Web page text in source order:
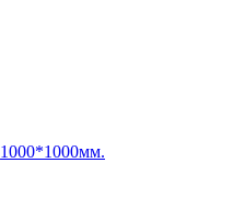
1000*1000мм.